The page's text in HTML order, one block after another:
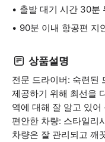
출발 대기 시간 30분
90분 이내 항공편 지
상품설명
전문 드라이버: 숙련된
제공하기 위해 최선을
역에 대해 잘 알고 있
편안한 차량: 스타일리
차량은 잘 관리되고 깨